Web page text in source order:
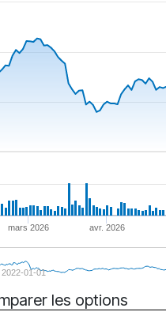
mars 2026 avr. 2026
2022-01-01
les options